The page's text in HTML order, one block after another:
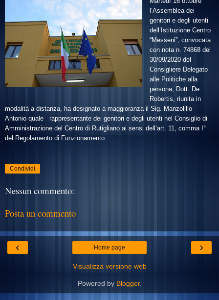
l’Assemblea dei
genitori e degli utenti
dell’Istituzione Centro
“Messeni”, convocata
con nota n. 74868 del
30/09/2020del
Consigliere Delegato
alle Politiche alla
persona, Dott. De
Robertis, riunita in
modalità a distanza, ha designato a maggioranza il Sig. Manzolillo
Antonio quale
rappresentante dei genitori e degli utenti nel Consiglio di
Amministrazione del Centro di Rutigliano ai sensi dell’art. 11, comma I°
del Regolamento di Funzionamento.
Condividi
Nessun commento:
Posta un commento
‹ ›
Home page
Visualizza versione web
Powered by Blogger.